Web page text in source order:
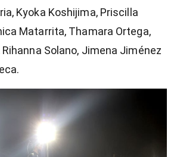
Kyoka Koshijima, Priscilla
Matarrita, Thamara Ortega,
Solano, Jimena Jiménez